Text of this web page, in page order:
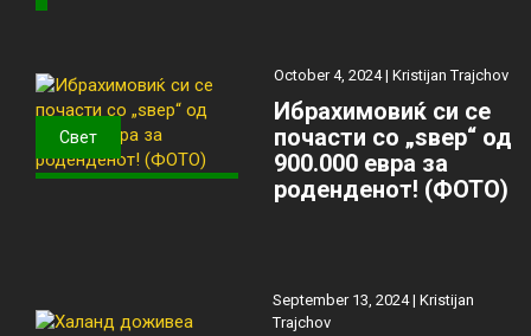
Свет
October 4, 2024 |Kristijan Trajchov
Ибрахимовиќ си се
почасти со „ѕвер“ од
900.000 евра за
роденденот! (ФОТО)
September 13, 2024 |Kristijan
Trajchov